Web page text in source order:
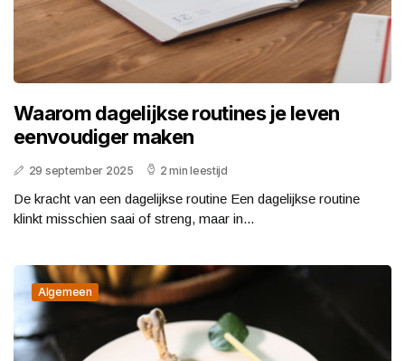
Waarom dagelijkse routines je leven
eenvoudiger maken
29 september 2025 2 min leestijd
De kracht van een dagelijkse routine Een dagelijkse routine
klinkt misschien saai of streng, maar in...
Algemeen